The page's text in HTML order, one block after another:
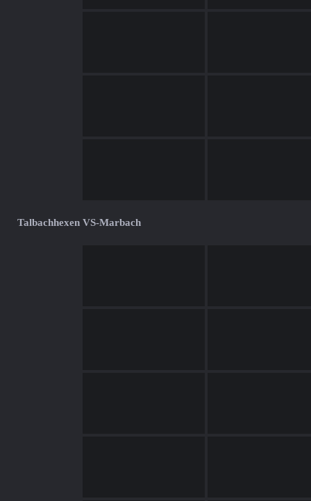
Talbachhexen VS-Marbach